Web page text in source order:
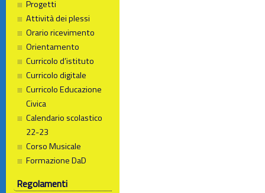
Progetti
Attività dei plessi
Orario ricevimento
Orientamento
Curricolo d’istituto
Curricolo digitale
Curricolo Educazione
Civica
Calendario scolastico
22-23
Corso Musicale
Formazione DaD
Regolamenti